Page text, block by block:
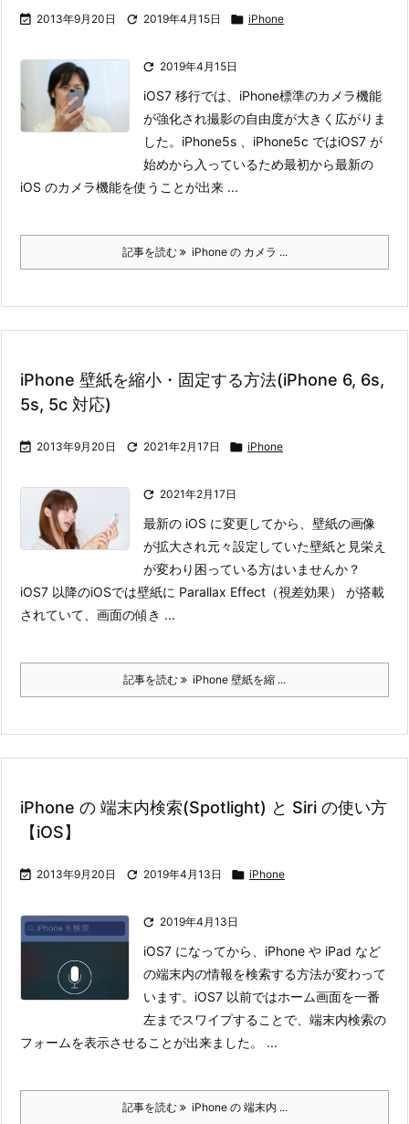
 2013年9月20日  2019年4月15日  iPhone
 2019年4月15日
iOS7 移行では、iPhone標準のカメラ機能
が強化され撮影の自由度が大きく広がりま
した。 iPhone5s 、iPhone5c ではiOS7 が
始めから入っているため最初から最新の
iOS のカメラ機能を使うことが出来 ...
記事を読む iPhone の カメラ ...
iPhone 壁紙を縮小・固定する方法(iPhone 6, 6s,
5s, 5c 対応)
 2013年9月20日  2021年2月17日  iPhone
 2021年2月17日
最新の iOS に変更してから、壁紙の画像
が拡大され元々設定していた壁紙と見栄え
が変わり困っている方はいませんか？
iOS7 以降のiOSでは壁紙に Parallax Effect（視差効果） が搭載
されていて、画面の傾き ...
記事を読む iPhone 壁紙を縮 ...
iPhone の 端末内検索(Spotlight) と Siri の使い方
【iOS】
 2013年9月20日  2019年4月13日  iPhone
 2019年4月13日
iOS7 になってから、iPhone や iPad など
の端末内の情報を検索する方法が変わって
います。 iOS7 以前ではホーム画面を一番
左までスワイプすることで、端末内検索の
フォームを表示させることが出来ました。 ...
記事を読む iPhone の 端末内 ...